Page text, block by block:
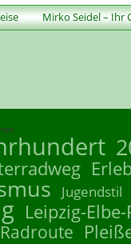
Mirko Seidel – Ihr
Jugendstil
Leipzig-